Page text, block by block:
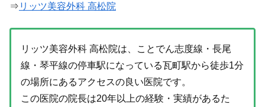
⇒ リッツ美容外科 高松院
リッツ美容外科 高松院は、ことでん志度線・長尾
線・琴平線の停車駅になっている瓦町駅から徒歩1分
の場所にあるアクセスの良い医院です。
この医院の院長は20年以上の経験・実績があるた